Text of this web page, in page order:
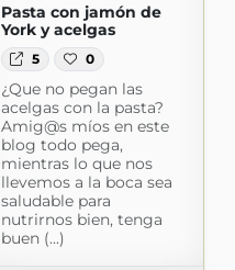
Pasta con jamón de
York y acelgas
5 0
¿Que no pegan las
acelgas con la pasta?
Amig@s míos en este
blog todo pega,
mientras lo que nos
llevemos a la boca sea
saludable para
nutrirnos bien, tenga
buen (...)